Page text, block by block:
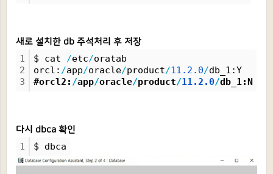
새로 설치한 db 주석처리 후 저장
1
2
3
$ cat /etc/oratab
orcl: /app/oracle/product/11. 2. 0/db_1:Y
#orcl2: /app/oracle/product/11.2. 0/db_1:N
다시 dbca 확인
1 $ dbca